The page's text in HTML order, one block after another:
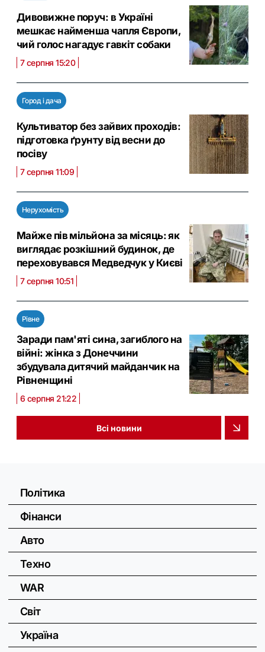
Дивовижне поруч: в Україні
мешкає найменша чапля Європи,
чий голос нагадує гавкіт собаки
7 серпня 15:20
Город і дача
Культиватор без зайвих проходів:
підготовка ґрунту від весни до
посіву
7 серпня 11:09
Нерухомість
Майже пів мільйона за місяць: як
виглядає розкішний будинок, де
переховувався Медведчук у Києві
7 серпня 10:51
Рівне
Заради пам'яті сина, загиблого на
війні: жінка з Донеччини
збудувала дитячий майданчик на
Рівненщині
6 серпня 21:22
Всі новини
Політика
Фінанси
Авто
Техно
WAR
Світ
Україна